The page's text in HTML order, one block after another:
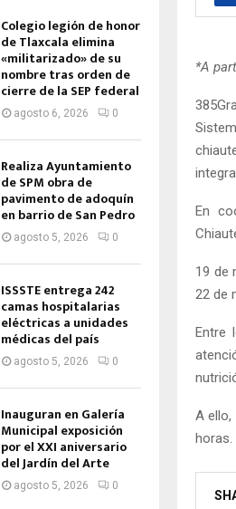
*A
En
19 de
22 de
Entre
A
horas.
Colegio legión de honor
de Tlaxcala elimina
«militarizado» de su
nombre tras orden de
cierre de la SEP federal
agosto 6, 2026 0
Realiza Ayuntamiento
de SPM obra de
pavimento de adoquín
en barrio de San Pedro
agosto 5, 2026 0
ISSSTE entrega 242
camas hospitalarias
eléctricas a unidades
médicas del país
agosto 5, 2026 0
Inauguran en Galería
Municipal exposición
por el XXI aniversario
del Jardín del Arte
agosto 5, 2026 0